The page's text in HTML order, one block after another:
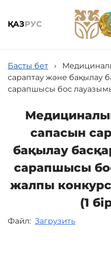
ҚАЗРУС
Жалпы мәлімет
Баспасөз
Басты бет ›
сараптау және бақылау
сарапшысы бос
сапасын
бақылау
сарапшысы
жалпы
(1
Файл: Загрузить